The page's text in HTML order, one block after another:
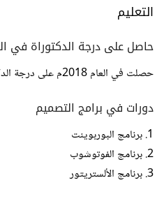
التعليم
حاصل على درجة الدكتوراة في
حصلت في العام 2018م على درجة الدكتوراة في العلوم.
دورات في برامج التصميم
1. برنامج البوربوينت
2. برنامج الفوتوشوب
3. برنامج الألستريتور